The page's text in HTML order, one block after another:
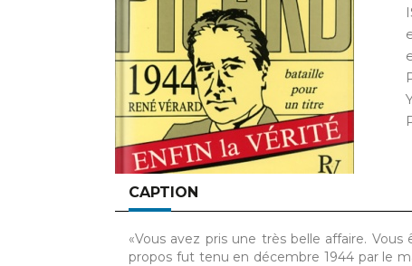
CAPTION
«Vous avez pris une très belle affaire.
propos fut tenu en décembre 1944 par le